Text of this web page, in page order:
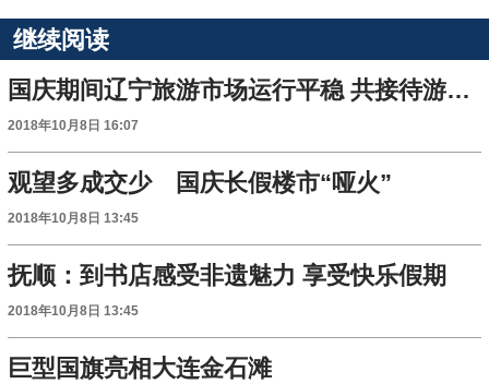
继续阅读
国庆期间辽宁旅游市场运行平稳 共接待游客4826万人次
2018年10月8日 16:07
观望多成交少 国庆长假楼市“哑火”
2018年10月8日 13:45
抚顺：到书店感受非遗魅力 享受快乐假期
2018年10月8日 13:45
巨型国旗亮相大连金石滩